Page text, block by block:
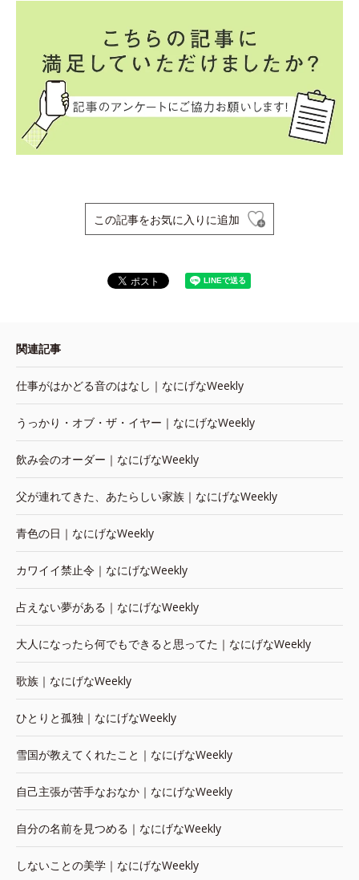
この記事をお気に入りに追加
関連記事
仕事がはかどる音のはなし｜なにげなWeekly
うっかり・オブ・ザ・イヤー｜なにげなWeekly
飲み会のオーダー｜なにげなWeekly
父が連れてきた、あたらしい家族｜なにげなWeekly
青色の日｜なにげなWeekly
カワイイ禁止令｜なにげなWeekly
占えない夢がある｜なにげなWeekly
大人になったら何でもできると思ってた｜なにげなWeekly
歌族｜なにげなWeekly
ひとりと孤独｜なにげなWeekly
雪国が教えてくれたこと｜なにげなWeekly
自己主張が苦手なおなか｜なにげなWeekly
自分の名前を見つめる｜なにげなWeekly
しないことの美学｜なにげなWeekly